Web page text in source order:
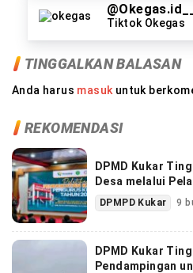
@Okegas.id__
Tiktok Okegas
TINGGALKAN BALASAN
Anda harus masuk untuk
REKOMENDASI
DPMD Kukar
Desa melalui
DPMPD Kukar 9
DPMD Kukar
Pendampingan